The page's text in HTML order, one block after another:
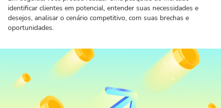
identificar clientes em potencial, entender suas necessidades e
desejos, analisar o cenário competitivo, com suas brechas e
oportunidades.